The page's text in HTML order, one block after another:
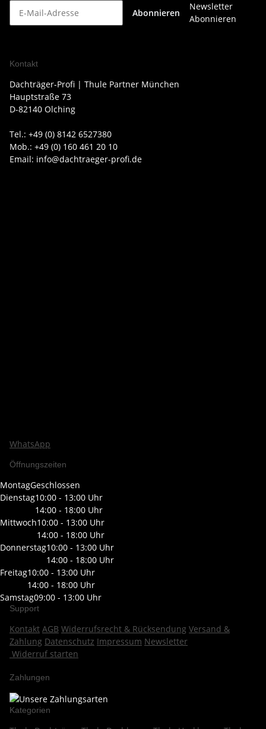
Abonnieren
Newsletter
Abonnieren
Kontakt
Dachträger-Profi | Thule Partner München
Hauptstraße 73
D-82140 Olching
Tel.: +49 (0) 8142 6527380
Mob.: +49 (0) 160 461 20 10
Email: info@dachtraeger-profi.de
WhatsApp
Öffnungszeiten
MontagGeschlossen
Dienstag10:00 - 13:00 Uhr
14:00 - 18:00 Uhr
Mittwoch10:00 - 13:00 Uhr
14:00 - 18:00 Uhr
Donnerstag10:00 - 13:00 Uhr
14:00 - 18:00 Uhr
Freitag10:00 - 13:00 Uhr
14:00 - 18:00 Uhr
Samstag09:00 - 13:00 Uhr
Support
Kontakt AGB Widerrufsrecht & Rücksendung Versand &
Zahlung Datenschutz Impressum Newsletter
Widerruf starten
Zahlungen
Kategorien